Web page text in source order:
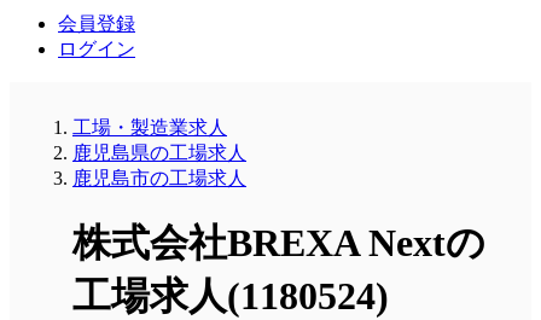
会員登録
ログイン
工場・製造業求人
鹿児島県の工場求人
鹿児島市の工場求人
株式会社BREXA Nextの
工場求人(1180524)